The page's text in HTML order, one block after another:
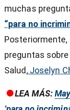
muchas
“para no
preguntas
Salud,Joselyn
LEA MÁS: